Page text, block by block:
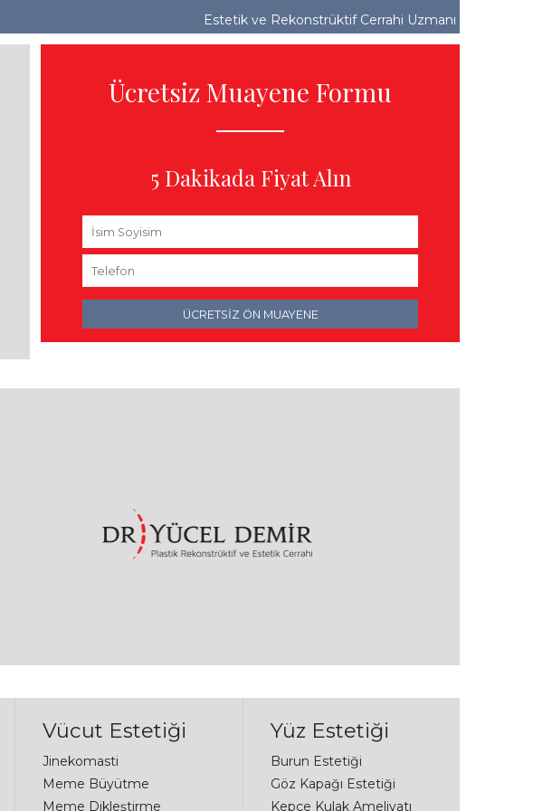
Estetik ve Rekonstrüktif Cerrahi Uzmanı
Ücretsiz Muayene Formu
5 Dakikada Fiyat Alın
Vücut Estetiği
Jinekomasti
Meme Büyütme
Meme Dikleştirme
Yüz Estetiği
Burun Estetiği
Göz Kapağı Estetiği
Kepçe Kulak Ameliyatı